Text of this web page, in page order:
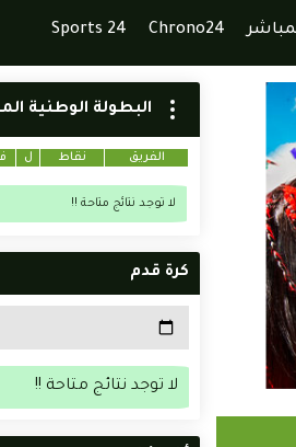
Chrono24
Sports 24
البطولة الوطنية
الفريق نقاط ل
لا توجد نتائج متاحة !!
كرة قدم
لا توجد نتائج متاحة !!